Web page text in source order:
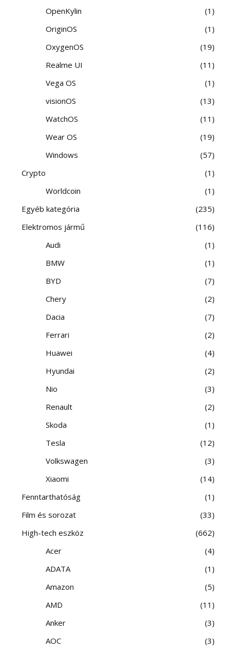
OpenKylin
1
OriginOS
1
OxygenOS
19
Realme UI
11
Vega OS
1
visionOS
13
WatchOS
11
Wear OS
19
Windows
57
Crypto
1
Worldcoin
1
Egyéb kategória
235
Elektromos jármű
116
Audi
1
BMW
1
BYD
7
Chery
2
Dacia
7
Ferrari
2
Huawei
4
Hyundai
2
Nio
3
Renault
2
Skoda
1
Tesla
12
Volkswagen
3
Xiaomi
14
Fenntarthatóság
1
Film és sorozat
33
High-tech eszköz
662
Acer
4
ADATA
1
Amazon
5
AMD
11
Anker
3
AOC
3